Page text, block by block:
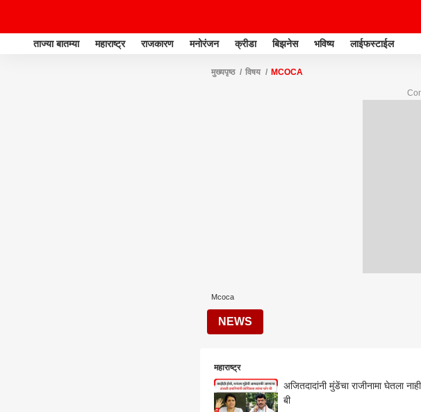
ताज्या बातम्या महाराष्ट्र राजकारण मनोरंजन क्रीडा बिझनेस भविष्य लाईफस्टाईल
मुख्यपृष्ठ विषय MCOCA
Mcoca
NEWS
महाराष्ट्र
अजितदादांनी मुंडेंचा राजीनामा घेतला
बी